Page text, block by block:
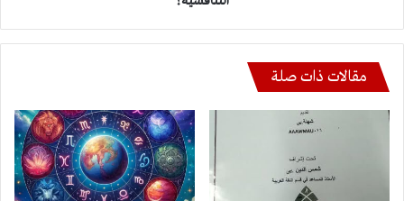
مقالات ذات صلة